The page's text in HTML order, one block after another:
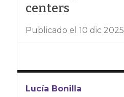
centers
Publicado el 10 dic 2025
Lucía Bonilla